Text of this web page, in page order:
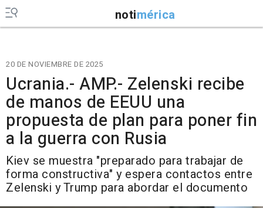
notimérica
20 DE NOVIEMBRE DE 2025
Ucrania.- AMP.- Zelenski recibe
de manos de EEUU una
propuesta de plan para poner fin
a la guerra con Rusia
Kiev se muestra "preparado para trabajar de
forma constructiva" y espera contactos entre
Zelenski y Trump para abordar el documento